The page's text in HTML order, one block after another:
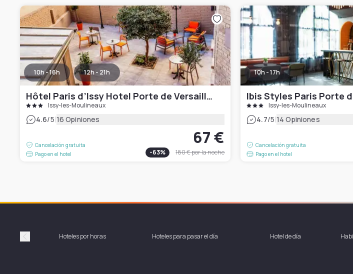
10h - 16h 12h - 21h
Hôtel Paris d’Issy Hotel Porte de Versailles
Issy-les-Moulineaux
4.6/5|16 Opiniones
Cancelación gratuita
Pago en el hotel
67 €
-63% 180 €por la noche
10h - 17h
Issy-les-Moulineaux
4.7/5|14 Opiniones
Cancelación gratuita
Pago en el hotel
PrécédentHoteles por horas Hoteles para pasar el día Hotel de día